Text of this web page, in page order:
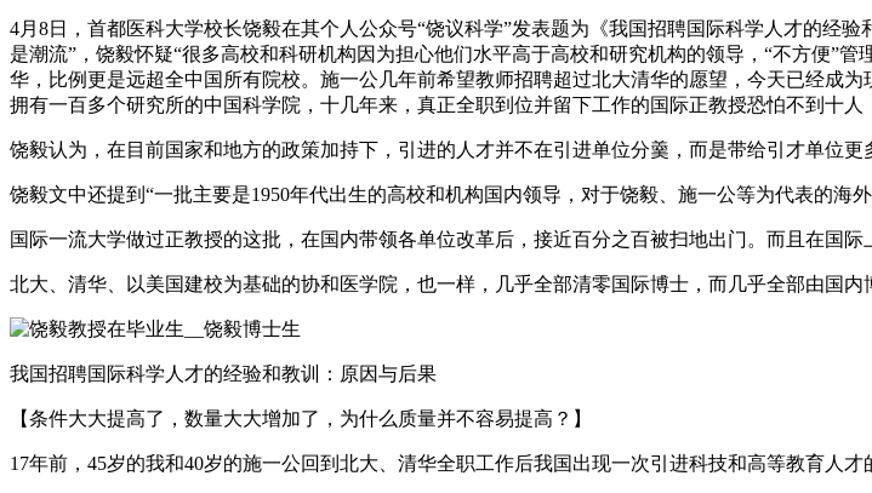
4月8日，首都医科大学校长饶毅在其个人公众号“饶议科学”发表题为《我国招聘国际科学人才的经
是潮流”，饶毅怀疑“很多高校和科研机构因为担心他们水平高于高校和研究机构的领导，“不方便”
华，比例更是远超全中国所有院校。施一公几年前希望教师招聘超过北大清华的愿望，今天已经成
拥有一百多个研究所的中国科学院，十几年来，真正全职到位并留下工作的国际正教授恐怕不到十人
饶毅认为，在目前国家和地方的政策加持下，引进的人才并不在引进单位分羹，而是带给引才单位
饶毅文中还提到“一批主要是1950年代出生的高校和机构国内领导，对于饶毅、施一公等为代表的海
国际一流大学做过正教授的这批，在国内带领各单位改革后，接近百分之百被扫地出门。而且在国
北大、清华、以美国建校为基础的协和医学院，也一样，几乎全部清零国际博士，而几乎全部由国内
我国招聘国际科学人才的经验和教训：原因与后果
【条件大大提高了，数量大大增加了，为什么质量并不容易提高？】
17年前，45岁的我和40岁的施一公回到北大、清华全职工作后我国出现一次引进科技和高等教育人才